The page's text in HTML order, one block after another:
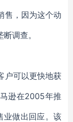
售，因为这个动
调查。
户可以更快地获
逊在2005年推
业做出回应。该